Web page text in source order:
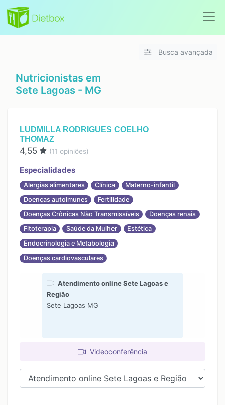
Busca avançada
Nutricionistas em
Sete Lagoas - MG
LUDMILLA RODRIGUES COELHO
THOMAZ
4,55 (11 opiniões)
Especialidades
Alergias alimentares Clínica
Materno-infantil
Doenças autoimunes
Fertilidade
Doenças Crônicas Não Transmissíveis
Doenças renais
Fitoterapia
Saúde da Mulher
Estética
Endocrinologia e Metabologia
Doenças cardiovasculares
Atendimento online Sete Lagoas e
Região
Sete Lagoas MG
Videoconferência